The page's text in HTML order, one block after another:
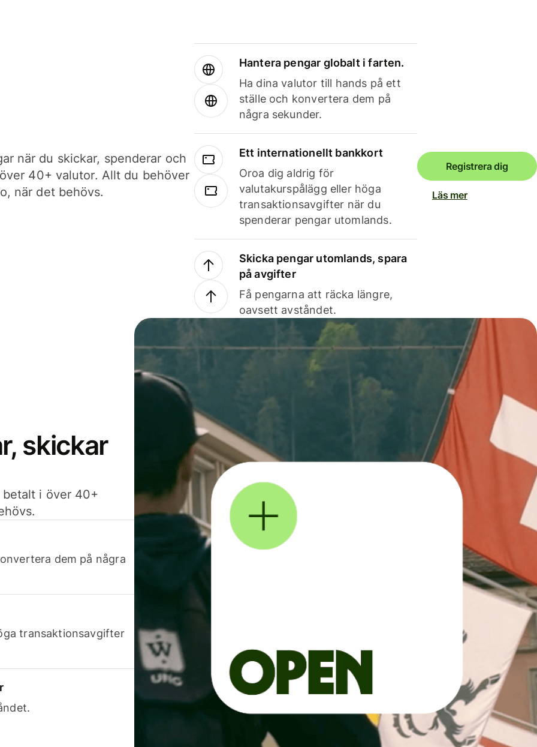
när du skickar, spenderar och
40+ valutor. Allt du behöver
när det behövs.
Hantera pengar globalt i farten.
Ha dina valutor till hands på ett
ställe och konvertera dem på
några sekunder.
Ett internationellt bankkort
Oroa dig aldrig för
valutakurspålägg eller höga
transaktionsavgifter när du
spenderar pengar utomlands.
Skicka pengar utomlands, spara
på avgifter
Få pengarna att räcka längre,
oavsett avståndet.
Registrera dig
Läs mer
skickar
betalt i över 40+
dem på några
transaktionsavgifter